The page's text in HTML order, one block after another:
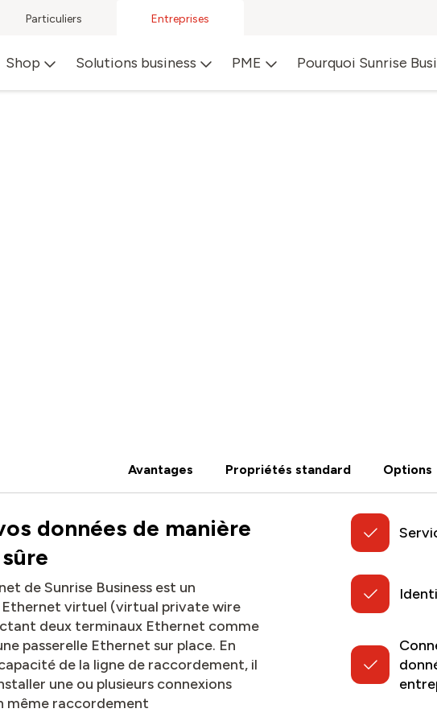
Particuliers Entreprises
Shop Solutions business PME Pourquoi Sunrise
Avantages Propriétés standard Options
données de manière
de Sunrise Business est un
virtuel (virtual private wire
deux terminaux Ethernet comme
passerelle Ethernet sur place. En
de la ligne de raccordement, il
une ou plusieurs connexions
même raccordement